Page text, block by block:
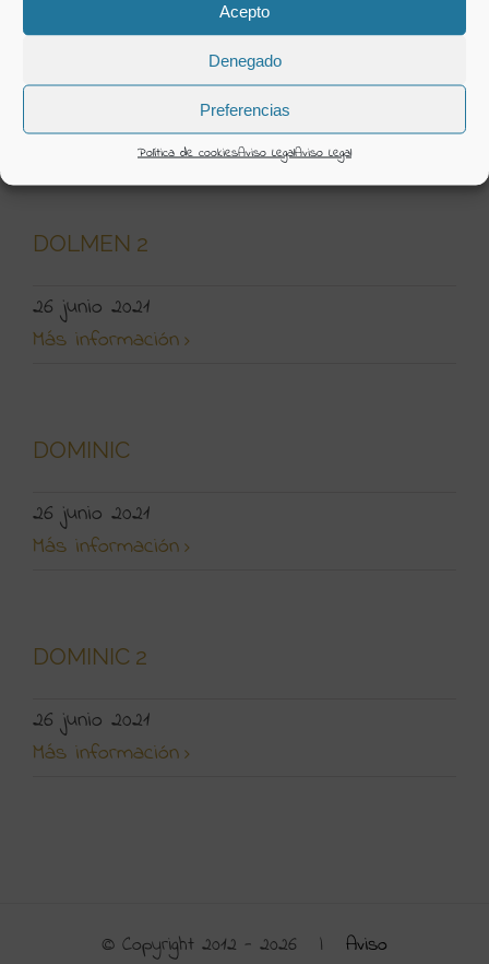
Acepto
Denegado
Preferencias
Política de cookiesAviso LegalAviso Legal
DOLMEN
Más información
DOLMEN 2
26 junio 2021
Más información
DOMINIC
26 junio 2021
Más información
DOMINIC 2
26 junio 2021
Más información
© Copyright 2012 - 2026 | Aviso